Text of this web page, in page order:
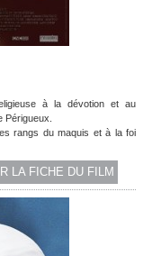
à la dévotion et au
Périgueux.
rangs du maquis et à la foi
LA FICHE DU FILM